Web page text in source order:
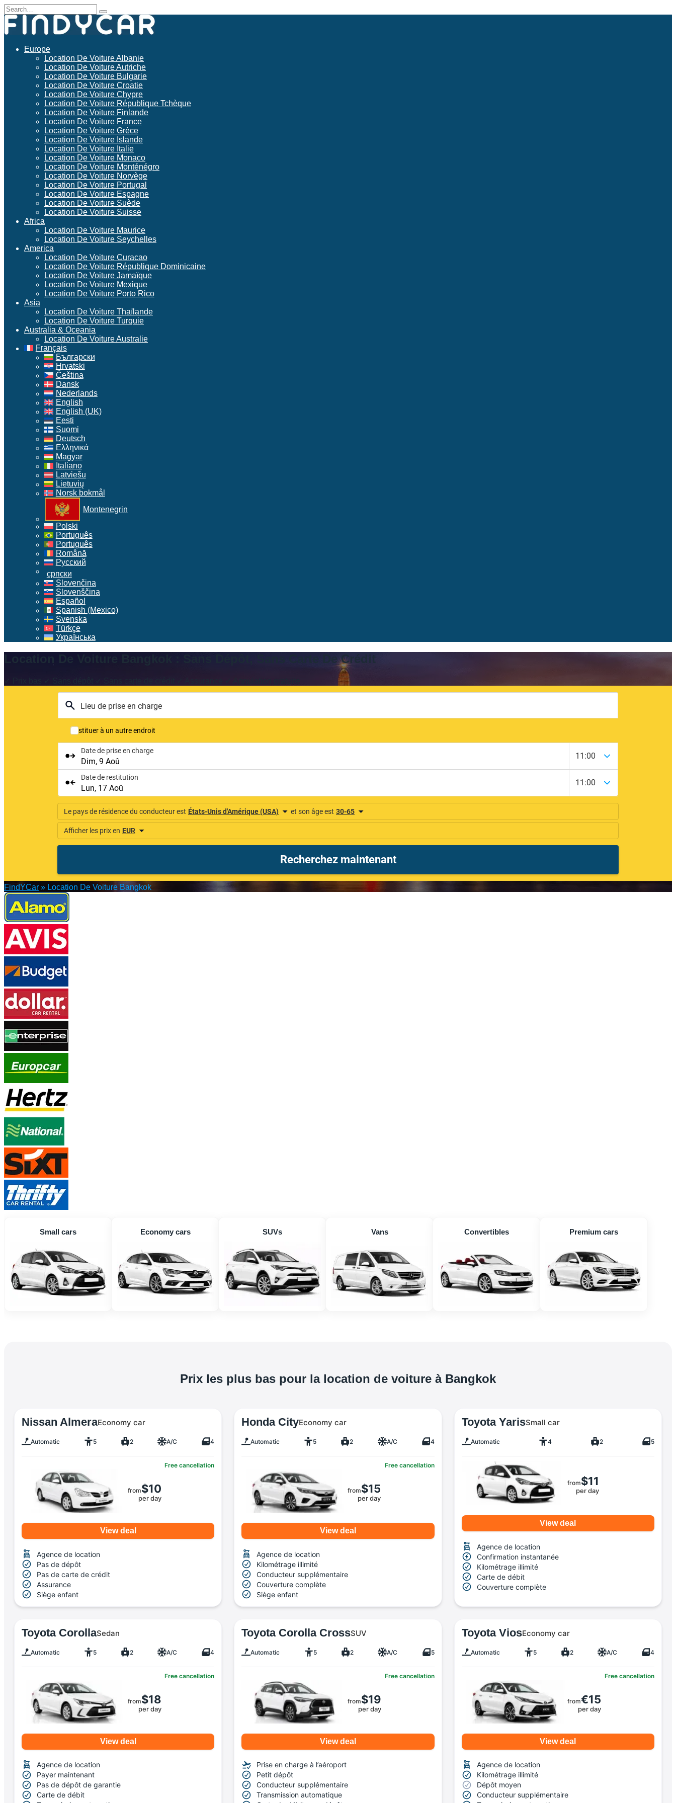
Skip
to
content
Search
for:
Europe
Location De Voiture Albanie
Location De Voiture Autriche
Location De Voiture Bulgarie
Location De Voiture Croatie
Location De Voiture Chypre
Location De Voiture République Tchèque
Location De Voiture Finlande
Location De Voiture France
Location De Voiture Grèce
Location De Voiture Islande
Location De Voiture Italie
Location De Voiture Monaco
Location De Voiture Monténégro
Location De Voiture Norvège
Location De Voiture Portugal
Location De Voiture Espagne
Location De Voiture Suède
Location De Voiture Suisse
Africa
Location De Voiture Maurice
Location De Voiture Seychelles
America
Location De Voiture Curacao
Location De Voiture République Dominicaine
Location De Voiture Jamaïque
Location De Voiture Mexique
Location De Voiture Porto Rico
Asia
Location De Voiture Thaïlande
Location De Voiture Turquie
Australia & Oceania
Location De Voiture Australie
Français
Български
Hrvatski
Čeština
Dansk
Nederlands
English
English (UK)
Eesti
Suomi
Deutsch
Ελληνικά
Magyar
Italiano
Latviešu
Lietuvių
Norsk bokmål
Montenegrin
Polski
Português
Português
Română
Русский
српски
Slovenčina
Slovenščina
Español
Spanish (Mexico)
Svenska
Türkçe
Українська
Location De Voiture Bangkok : Sans Dépôt, Sans Carte De Crédit
FindYCar » Location De Voiture Bangkok
Small cars Economy cars SUVs Vans Convertibles Premium cars
Prix les plus bas pour la location de voiture à Bangkok
Nissan AlmeraEconomy car
Automatic 5 2 A/C 4
Free cancellation
from$10
per day
View deal
Agence de location
Pas de dépôt
Pas de carte de crédit
Assurance
Siège enfant
Honda CityEconomy car
Automatic 5 2 A/C 4
Free cancellation
from$15
per day
View deal
Agence de location
Kilométrage illimité
Conducteur supplémentaire
Couverture complète
Siège enfant
Toyota YarisSmall car
Automatic 4 2 5
from$11
per day
View deal
Agence de location
Confirmation instantanée
Kilométrage illimité
Carte de débit
Couverture complète
Toyota CorollaSedan
Automatic 5 2 A/C 4
Free cancellation
from$18
per day
View deal
Agence de location
Payer maintenant
Pas de dépôt de garantie
Carte de débit
Toyota Corolla CrossSUV
Automatic 5 2 A/C 5
Free cancellation
from$19
per day
View deal
Prise en charge à l’aéroport
Petit dépôt
Conducteur supplémentaire
Transmission automatique
Toyota ViosEconomy car
Automatic 5 2 A/C 4
Free cancellation
from€15
per day
View deal
Agence de location
Kilométrage illimité
Dépôt moyen
Conducteur supplémentaire